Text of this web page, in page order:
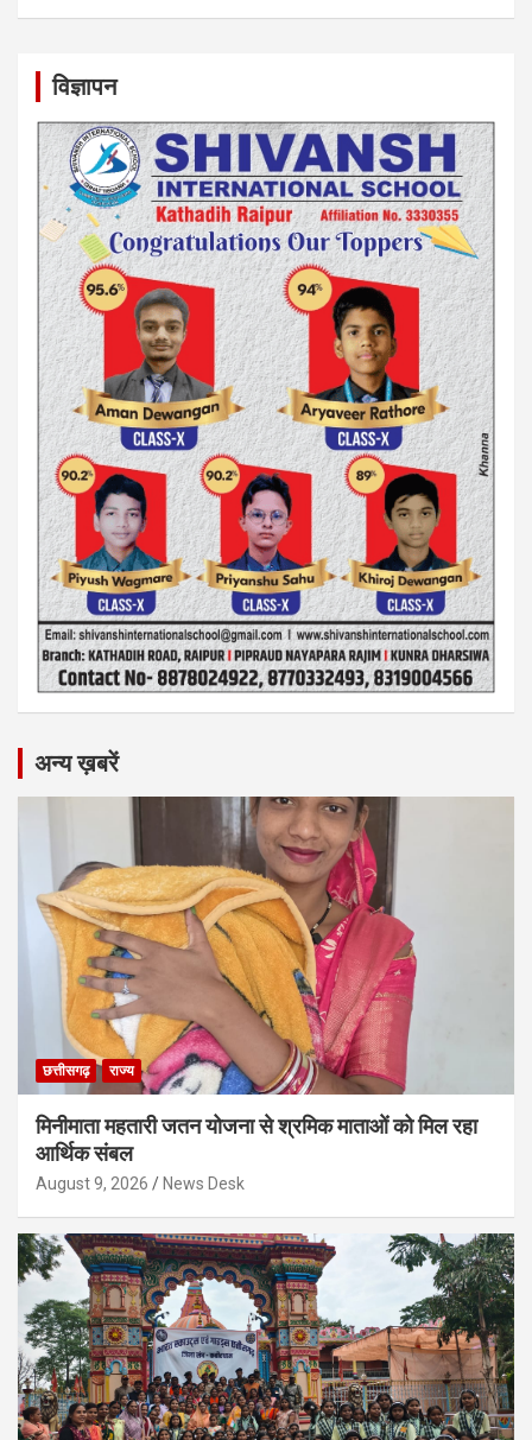
विज्ञापन
अन्य ख़बरें
छत्तीसगढ़ राज्य
मिनीमाता महतारी जतन योजना से श्रमिक माताओं को मिल रहा
आर्थिक संबल
August 9, 2026 News Desk